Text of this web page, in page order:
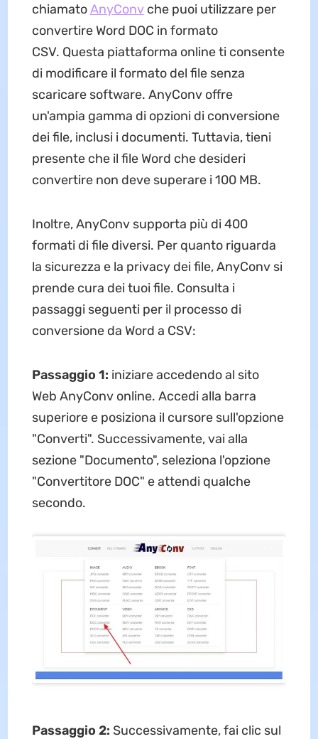
chiamatoAnyConvche puoi utilizzare per
convertire Word DOC in formato
CSV. Questa piattaforma online ti consente
di modificare il formato del file senza
scaricare software. AnyConv offre
un'ampia gamma di opzioni di conversione
dei file, inclusi i documenti. Tuttavia, tieni
presente che il file Word che desideri
convertire non deve superare i 100 MB.
Inoltre, AnyConv supporta più di 400
formati di file diversi. Per quanto riguarda
la sicurezza e la privacy dei file, AnyConv si
prende cura dei tuoi file. Consulta i
passaggi seguenti per il processo di
conversione da Word a CSV:
Passaggio 1: iniziare accedendo al sito
Web AnyConv online. Accedi alla barra
superiore e posiziona il cursore sull'opzione
"Converti". Successivamente, vai alla
sezione "Documento", seleziona l'opzione
"Convertitore DOC" e attendi qualche
secondo.
Passaggio 2: Successivamente, fai clic sul